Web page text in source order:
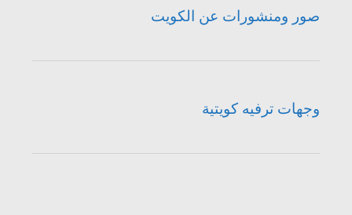
صور ومنشورات عن الكويت
وجهات ترفيه كويتية